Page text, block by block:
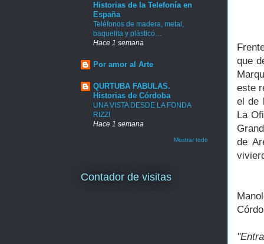
que
este
el de
La
de
Historias de la Telefonía en
España
Teléfonos de madera, metal,
baquelita y plástico…
Hace 1 semana
Por amor al Arte
QURTUBA FABULAS.
Historias de Córdoba
UNA VISTA DESDE LA FONDA
RIZZI
Hace 1 semana
Mostrar todo
Contador de visitas